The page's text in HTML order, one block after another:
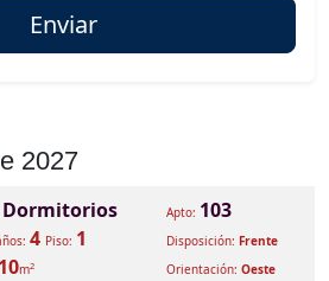
2027
Dormitorios
4 Piso: 1
m2
Apto: 103
Disposición: Frente
Orientación: Oeste